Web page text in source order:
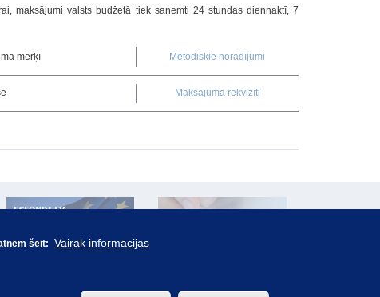
maksājumi valsts budžetā tiek saņemti 24 stundas diennaktī, 7
mērķī Metodiskie norādījumi
Maksājuma rekvizīti
šeit: Vairāk informācijas